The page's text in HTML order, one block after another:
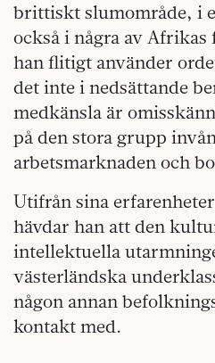
brittiskt slumområde, i
också i några av
han flitigt använder
det inte i nedsättande
medkänsla är
på den stora grupp
arbetsmarknaden och
Utifrån sina
hävdar han att den
intellektuella
västerländska
någon annan
kontakt med.